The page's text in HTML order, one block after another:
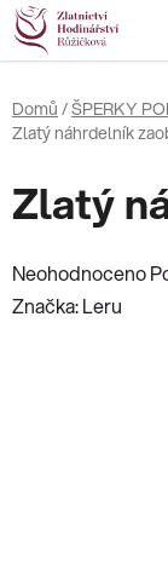
Přejít
na
obsah
Domů /ŠPERKY
Zlatý náhrdelník
Zlatý
Průměrné
hodnocení
Neohodnoceno
Značka:Leru